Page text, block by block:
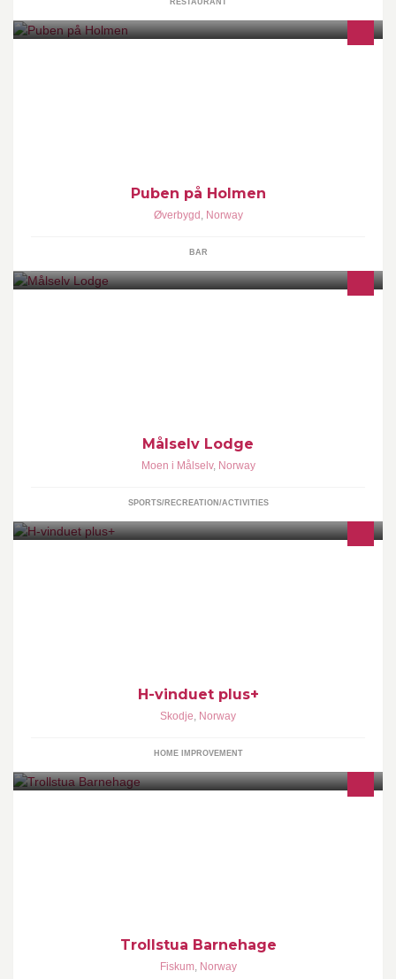
RESTAURANT
Puben på Holmen
Øverbygd , Norway
BAR
Målselv Lodge
Moen i Målselv, Norway
SPORTS/RECREATION/ACTIVITIES
H-vinduet plus+
Skodje, Norway
HOME IMPROVEMENT
Trollstua Barnehage
Fiskum, Norway